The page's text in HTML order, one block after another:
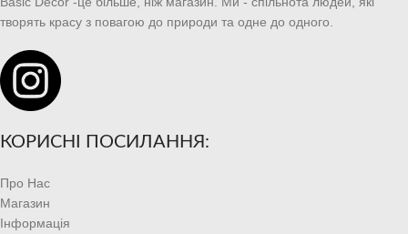
творять красу з повагою до природи та одне до одного.
КОРИСНІ ПОСИЛАННЯ:
Про Нас
Магазин
Інформація